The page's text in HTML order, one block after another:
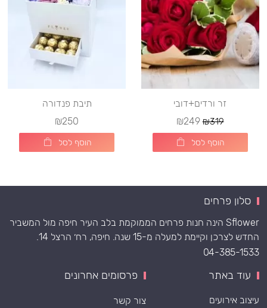
זר ורדים+דובי
₪319
₪249
הוסף לסל
תיבת פנדורה
₪250
הוסף לסל
סלון פרחים
Sflower הינה חנות פרחים הממוקמת בלב העיר חיפה מול המשביר
החדש לצרכן וקיימת למעלה מ-15 שנה. חיפה, רח׳ הרצל 14.
04-385-1533
עוד באתר
עיצוב אירועים
פרסומים אחרונים
צור קשר